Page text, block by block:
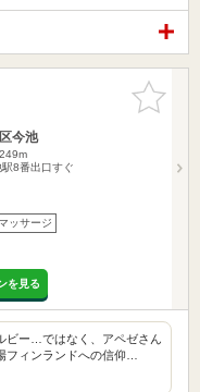
お気に入
りに追加
今池
8番出口すぐ
ッサージ
を見る
ビー…ではなく、アペゼさん
フィンランドへの信仰…